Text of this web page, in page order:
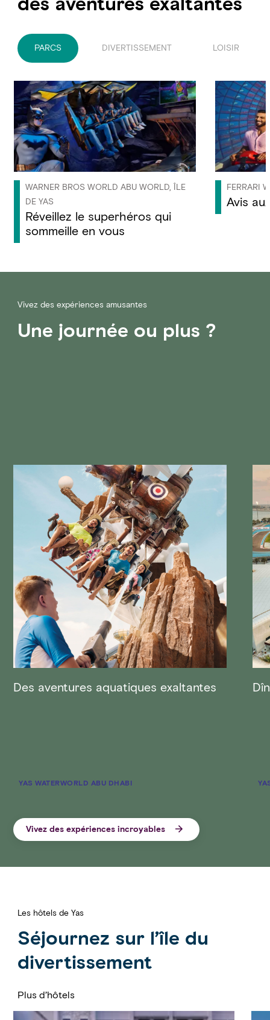
PARCS DIVERTISSEMENT LOISIR
WARNER BROS WORLD ABU WORLD, ÎLE
DE YAS
Réveillez le superhéros qui
sommeille en vous
FERRARI
Avis
Vivez des expériences amusantes
Une journée ou plus ?
Des aventures aquatiques exaltantes
YAS WATERWORLD ABU DHABI
Vivez des expériences incroyables
Les hôtels de Yas
Séjournez sur l’île du
divertissement
Plus d’hôtels